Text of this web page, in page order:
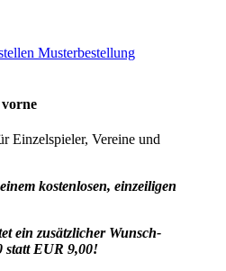
Musterbestellung
Einzelspieler, Vereine und
kostenlosen, einzeiligen
ein zusätzlicher Wunsch-
statt EUR 9,00!